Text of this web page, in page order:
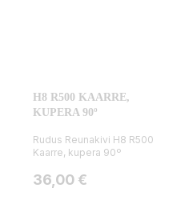
H8 R500 KAARRE,
KUPERA 90º
Rudus Reunakivi H8 R500
Kaarre, kupera 90º
Hinta
36,00 €